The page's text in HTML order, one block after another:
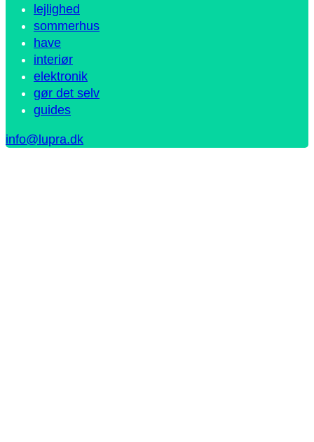
lejlighed
sommerhus
have
interiør
elektronik
gør det selv
guides
info@lupra.dk